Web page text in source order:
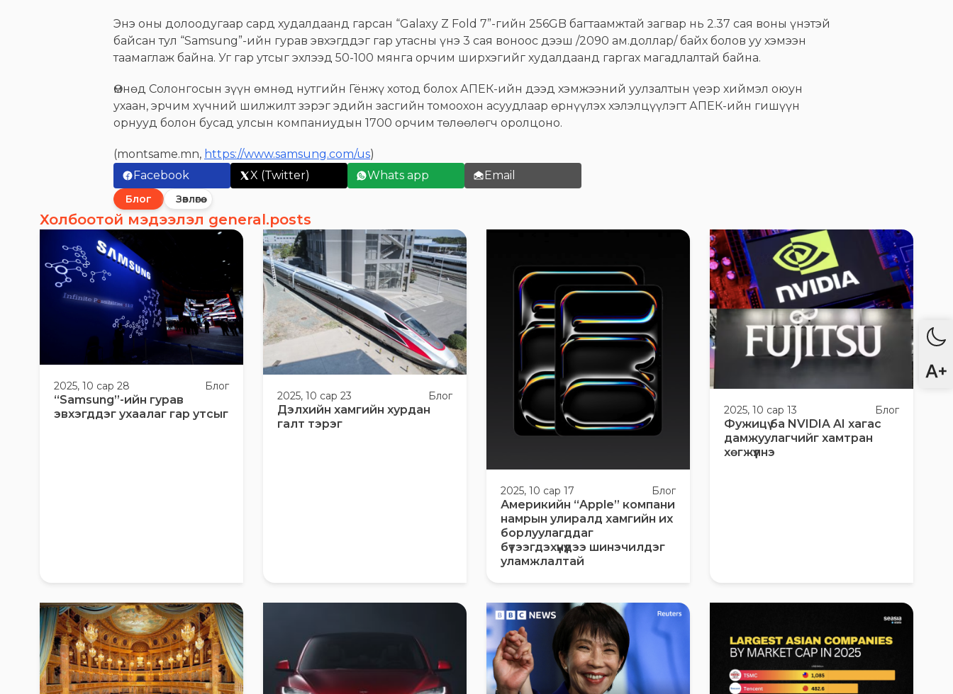
Энэ оны долоодугаар сард худалдаанд гарсан “Galaxy Z Fold 7”-гийн 256GB багтаамжтай загвар нь 2.37 сая воны үнэтэй
байсан тул “Samsung”-ийн гурав эвхэгддэг гар утасны үнэ 3 сая воноос дээш /2090 ам.доллар/ байх болов уу хэмээн
таамаглаж байна. Уг гар утсыг эхлээд 50-100 мянга орчим ширхэгийг худалдаанд гаргах магадлалтай байна.
Өмнөд Солонгосын зүүн өмнөд нутгийн Гёнжү хотод болох АПЕК-ийн дээд хэмжээний уулзалтын үеэр хиймэл оюун
ухаан, эрчим хүчний шилжилт зэрэг эдийн засгийн томоохон асуудлаар өрнүүлэх хэлэлцүүлэгт АПЕК-ийн гишүүн
орнууд болон бусад улсын компаниудын 1700 орчим төлөөлөгч оролцоно.
(montsame.mn, https://www.samsung.com/us)
Facebook
X (Twitter) Whats app Email
Блог Зөвлөгөө
Холбоотой мэдээлэл general.posts
2025, 10 сар 28 Блог
“Samsung”-ийн гурав
эвхэгддэг ухаалаг гар утсыг
2025, 10 сар 23 Блог
Дэлхийн хамгийн хурдан
галт тэрэг
2025, 10 сар 17 Блог
Америкийн “Apple” компани
намрын улиралд хамгийн их
борлуулагддаг
бүтээгдэхүүнүүдээ шинэчилдэг
уламжлалтай
2025, 10 сар 13 Блог
Фужицү ба NVIDIA AI хагас
дамжуулагчийг хамтран
хөгжүүлнэ